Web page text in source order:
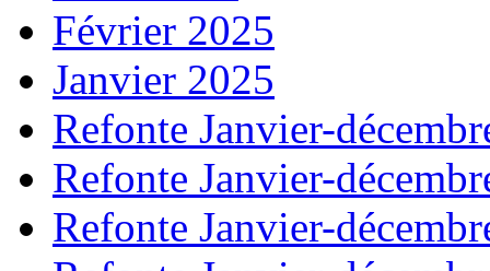
Février 2025
Janvier 2025
Refonte Janvier-
Refonte Janvier-
Refonte Janvier-